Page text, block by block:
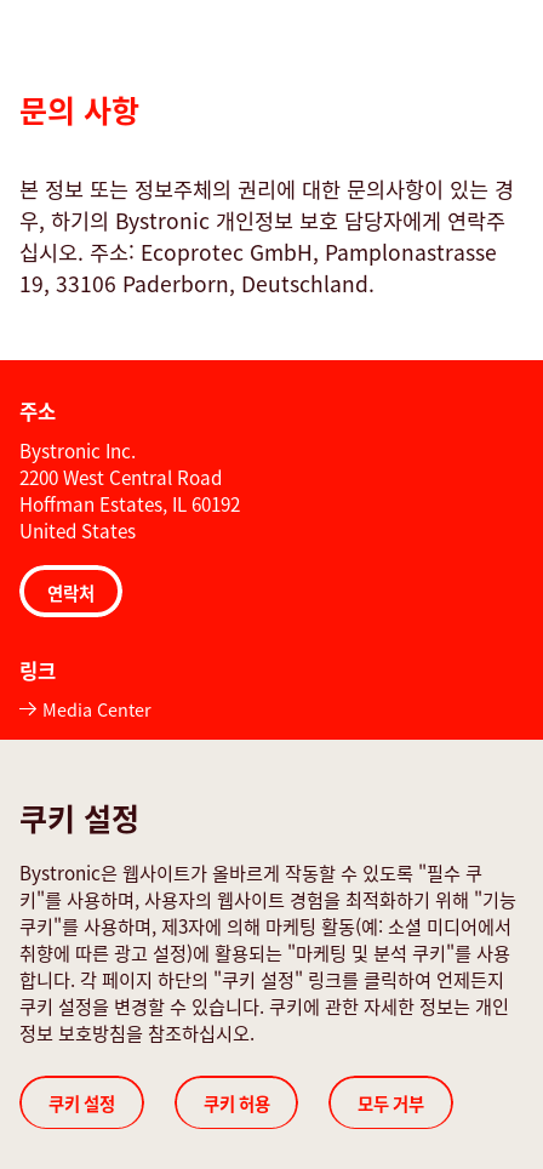
문의 사항
본 정보 또는 정보주체의 권리에 대한 문의사항이 있는 경
우, 하기의 Bystronic 개인정보 보호 담당자에게 연락주
십시오. 주소: Ecoprotec GmbH, Pamplonastrasse
19, 33106 Paderborn, Deutschland.
주소
Bystronic Inc.
2200 West Central Road
Hoffman Estates, IL 60192
United States
연락처
링크
Media Center
Quality policies
서비스 문의 양식
소셜 미디어
개인정보보호규정
법적 고지
© 2026 Bystronic Group
쿠키 설정
Bystronic은 웹사이트가 올바르게 작동할 수 있도록 "필수 쿠
키"를 사용하며, 사용자의 웹사이트 경험을 최적화하기 위해 "기능
쿠키"를 사용하며, 제3자에 의해 마케팅 활동(예: 소셜 미디어에서
취향에 따른 광고 설정)에 활용되는 "마케팅 및 분석 쿠키"를 사용
합니다. 각 페이지 하단의 "쿠키 설정" 링크를 클릭하여 언제든지
쿠키 설정을 변경할 수 있습니다. 쿠키에 관한 자세한 정보는 개인
정보 보호방침을 참조하십시오.
쿠키 설정 쿠키 허용 모두 거부